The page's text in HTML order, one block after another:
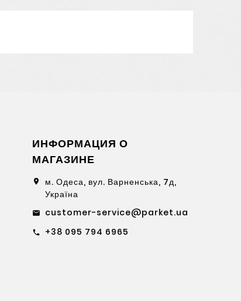
ИНФОРМАЦИЯ О
МАГАЗИНЕ
location_on
м. Одеса, вул. Варненська, 7д,
Україна
email customer-service@parket.ua
call +38 095 794 6965